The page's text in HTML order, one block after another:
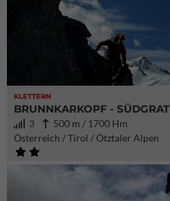
KLETTERN
BRUNNKARKOPF - SÜDGRAT
3
500 m / 1700 Hm
Österreich / Tirol / Ötztaler Alpen